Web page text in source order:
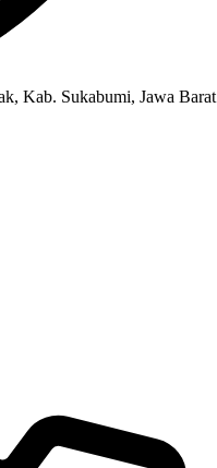
Kab. Sukabumi, Jawa Barat